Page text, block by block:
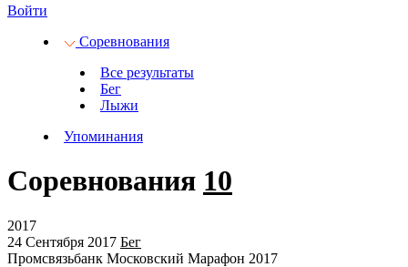
Войти
Соревнования
Все результаты
Бег
Лыжи
Упоминания
Соревнования 10
2017
24 Сентября 2017 Бег
Промсвязьбанк Московский Марафон 2017